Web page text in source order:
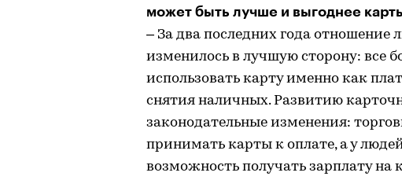
может быть лучше и выгоднее
– За два последних года отношение
изменилось в лучшую сторону: все
использовать карту именно как
снятия наличных. Развитию
законодательные изменения:
принимать карты к оплате, а у
возможность получать зарплату на